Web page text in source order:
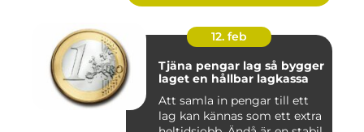
12. feb
Tjäna pengar lag så bygger
laget en hållbar lagkassa
Att samla in pengar till ett
lag kan kännas som ett extra